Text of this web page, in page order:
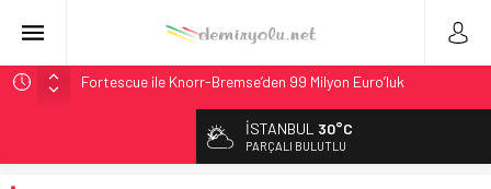
Fortescue ile Knorr-Bremse’den 99 Milyon Euro’luk
Stadler, Austin’e 21 CITYLINK Hafif Raylı Aracı Tedarik
İSTANBUL 30°C
PARÇALI BULUTLU